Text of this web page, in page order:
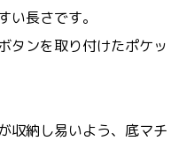
い長さです。
タンを取り付けたポケッ
収納し易いよう、底マチ